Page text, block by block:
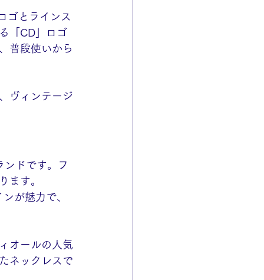
ゴとラインス
「CD」ロゴ
普段使いから
ヴィンテージ
ドです。フ
ます。
が魅力で、
オールの人気
ネックレスで